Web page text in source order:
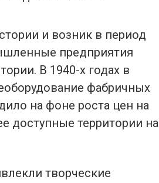
и возник в период
предприятия
В 1940-х годах в
фабричных
на фоне роста цен на
доступные территории на
творческие